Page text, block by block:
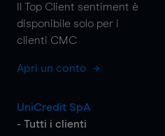
Il Top Client sentiment è
disponibile solo per i
clienti CMC
Apri un conto
UniCredit SpA
- Tutti i clienti